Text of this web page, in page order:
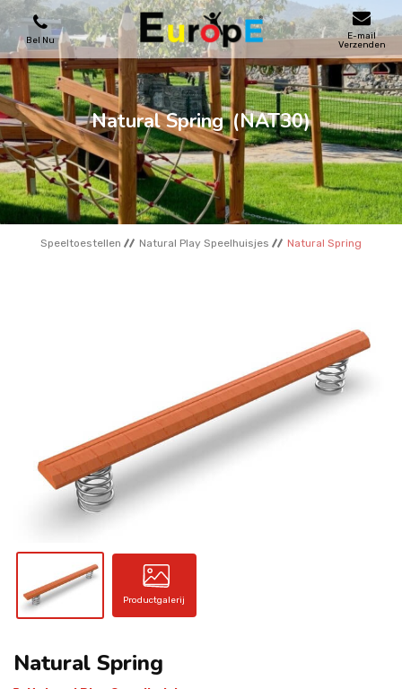
Bel Nu
E-mail
Verzenden
SPEELTOESTELLEN
SKATEPARKS
HOUTEN HUIZENS
STADSMEUBILAIRS
Natural Spring (NAT30)
Speeltoestellen Natural Play Speelhuisjes Natural Spring
Productgalerij
Natural Spring